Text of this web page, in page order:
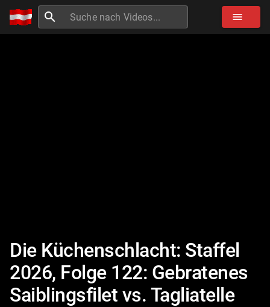
search menu
Die Küchenschlacht: Staffel
2026, Folge 122: Gebratenes
Saiblingsfilet vs. Tagliatelle